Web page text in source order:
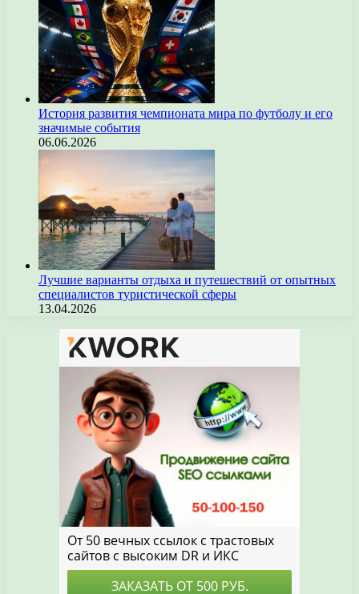
История развития чемпионата мира по футболу и его
значимые события
06.06.2026
Лучшие варианты отдыха и путешествий от опытных
специалистов туристической сферы
13.04.2026